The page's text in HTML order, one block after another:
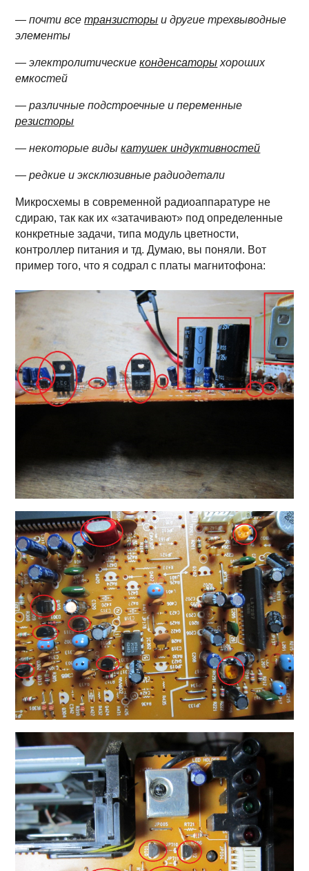
— почти всетранзисторы и другие трехвыводные
элементы
— электролитическиеконденсаторы хороших
емкостей
— различные подстроечные и переменные
резисторы
— некоторые видыкатушек индуктивностей
— редкие и эксклюзивные радиодетали
Микросхемы в современной радиоаппаратуре не
сдираю, так как их «затачивают» под определенные
конкретные задачи, типа модуль цветности,
контроллер питания и тд. Думаю, вы поняли. Вот
пример того, что я содрал с платы магнитофона: